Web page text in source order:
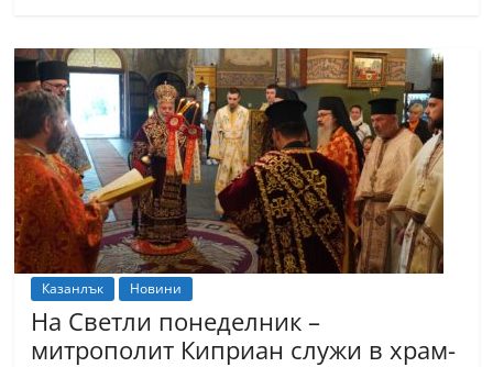
Казанлък Новини
На Светли понеделник –
митрополит Киприан служи в храм-